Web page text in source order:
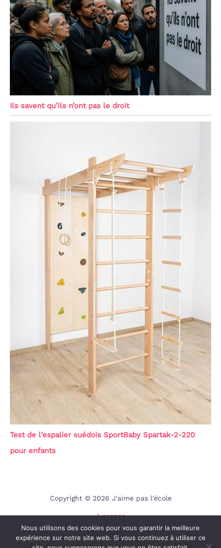
Ils savent qu’ils n’ont pas le droit
Test de l’espalier suédois SportBaby Spartak-2-220
pour enfants
Copyright © 2026 J'aime pas l'école
A propos
Contact
Mentions légales
Nous utilisons des cookies pour vous garantir la meilleure
expérience sur notre site web. Si vous continuez à utiliser ce